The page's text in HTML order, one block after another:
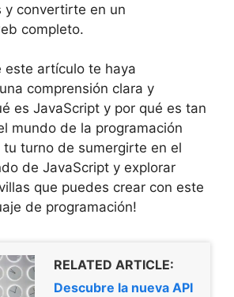
y convertirte en un
completo.
este artículo te haya
comprensión clara y
es JavaScript y por qué es tan
mundo de la programación
tu turno de sumergirte en el
de JavaScript y explorar
que puedes crear con este
de programación!
RELATED ARTICLE:
Descubre la nueva API